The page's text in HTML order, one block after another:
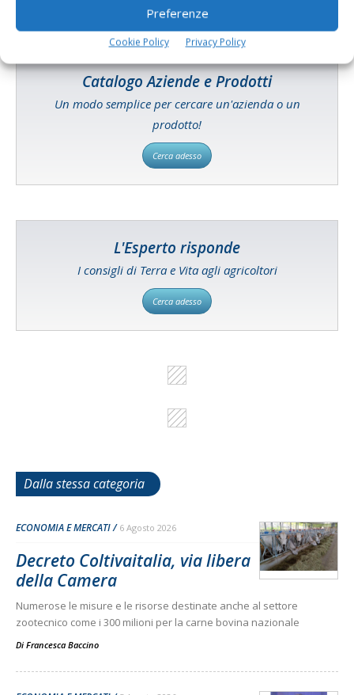
Preferenze
Cookie Policy Privacy Policy
Catalogo Aziende e Prodotti
Un modo semplice per cercare un'azienda o un
prodotto!
Cerca adesso
L'Esperto risponde
I consigli di Terra e Vita agli agricoltori
Cerca adesso
Dalla stessa categoria
ECONOMIA E MERCATI 6 Agosto 2026
Decreto Coltivaitalia, via libera
della Camera
Numerose le misure e le risorse destinate anche al settore
zootecnico come i 300 milioni per la carne bovina nazionale
Di Francesca Baccino